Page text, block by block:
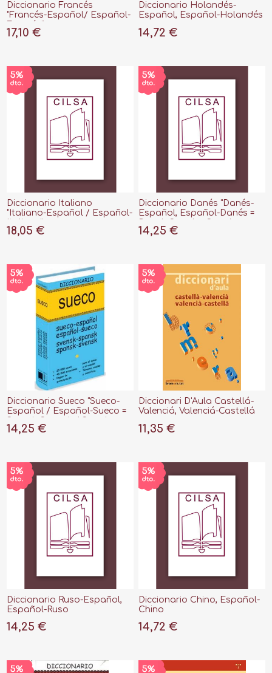
Diccionario Francés
"Francés-Español/ Español-
17,10 €
Diccionario Holandés-
Español, Español-Holandés
14,72 €
Diccionario Italiano
"Italiano-Español / Español-
18,05 €
Diccionario Danés "Danés-
Español, Español-Danés =
Dansk"
14,25 €
Diccionario Sueco "Sueco-
Español / Español-Sueco =
Svensk"
14,25 €
Diccionari D'Aula Castellá-
Valenciá, Valenciá-Castellá
11,35 €
Diccionario Ruso-Español,
Español-Ruso
14,25 €
Diccionario Chino, Español-
Chino
14,72 €